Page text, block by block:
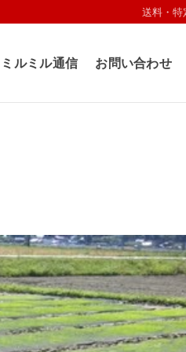
送料・特
ミルミル通信 お問い合わせ